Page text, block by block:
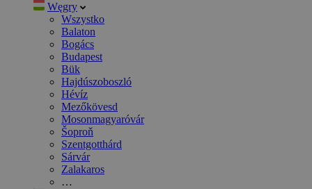
Węgry
Wszystko
Balaton
Bogács
Budapest
Bük
Hajdúszoboszló
Hévíz
Mezőkövesd
Mosonmagyaróvár
Šoproň
Szentgotthárd
Sárvár
Zalakaros
…